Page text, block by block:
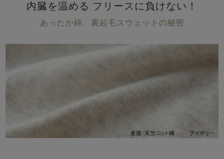
内臓を温める フリースに負けない！
あったか綿、裏起毛スウェットの秘密